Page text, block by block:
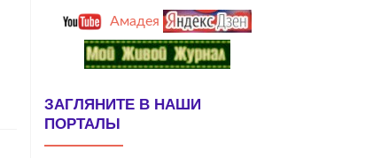
Амадея
ЗАГЛЯНИТЕ В НАШИ
ПОРТАЛЫ